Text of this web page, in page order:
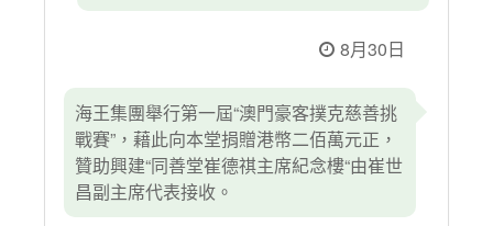
8月30日
海王集團舉行第一屆“澳門豪客撲克慈善挑
戰賽”，藉此向本堂捐贈港幣二佰萬元正，
贊助興建“同善堂崔德祺主席紀念樓“由崔世
昌副主席代表接收。